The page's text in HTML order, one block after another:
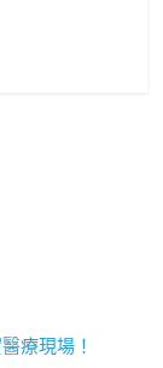
療現場！